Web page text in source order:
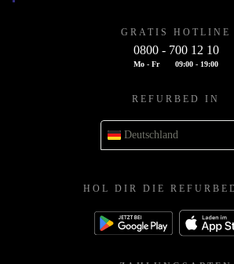
GRATIS HOTLINE
0800 - 700 12 10
Mo - Fr 09:00 - 19:00
REFURBED IN
Deutschland
HOL DIR DIE